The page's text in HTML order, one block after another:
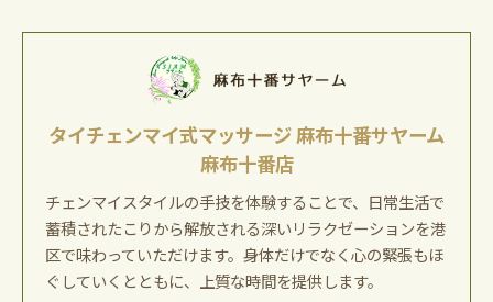
タイチェンマイ式マッサージ 麻布十番サヤーム
麻布十番店
チェンマイスタイルの手技を体験することで、日常生活で
蓄積されたこりから解放される深いリラクゼーションを港
区で味わっていただけます。身体だけでなく心の緊張もほ
ぐしていくとともに、上質な時間を提供します。